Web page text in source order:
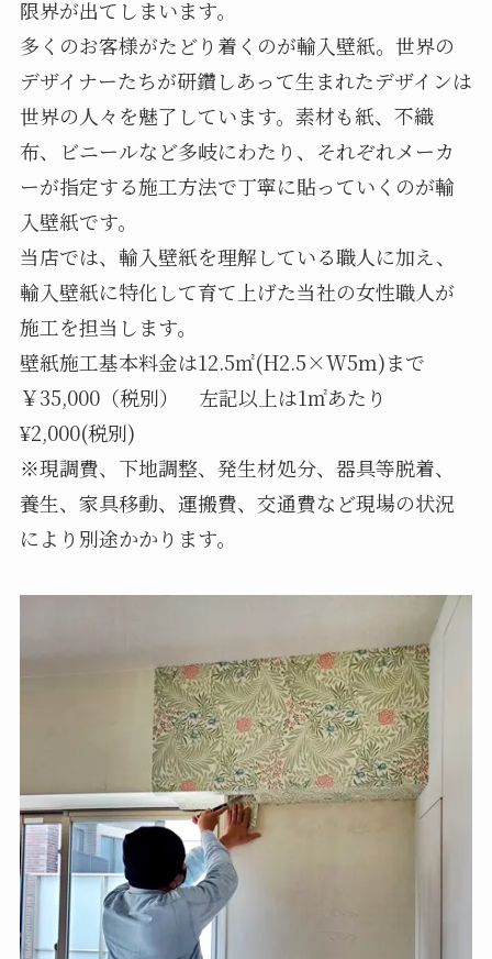
限界が出てしまいます。
多くのお客様がたどり着くのが輸入壁紙。世界の
デザイナーたちが研鑽しあって生まれたデザインは
世界の人々を魅了しています。素材も紙、不織
布、ビニールなど多岐にわたり、それぞれメーカ
ーが指定する施工方法で丁寧に貼っていくのが輸
入壁紙です。
当店では、輸入壁紙を理解している職人に加え、
輸入壁紙に特化して育て上げた当社の女性職人が
施工を担当します。
壁紙施工基本料金は12.5㎡(H2.5×W5ｍ)まで
￥35,000（税別） 左記以上は1㎡あたり
¥2,000(税別)
※現調費、下地調整、発生材処分、器具等脱着、
養生、家具移動、運搬費、交通費など現場の状況
により別途かかります。